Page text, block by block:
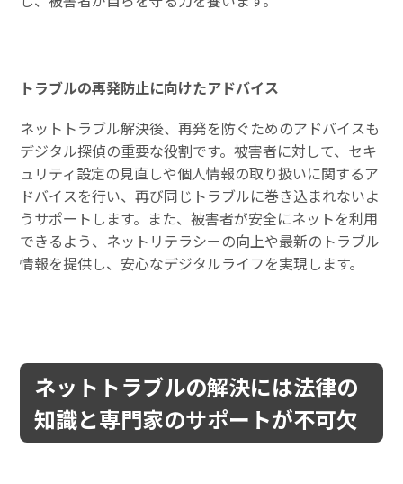
トラブルの再発防止に向けたアドバイス
ネットトラブル解決後、再発を防ぐためのアドバイスも
デジタル探偵の重要な役割です。被害者に対して、セキ
ュリティ設定の見直しや個人情報の取り扱いに関するア
ドバイスを行い、再び同じトラブルに巻き込まれないよ
うサポートします。また、被害者が安全にネットを利用
できるよう、ネットリテラシーの向上や最新のトラブル
情報を提供し、安心なデジタルライフを実現します。
ネットトラブルの解決には法律の
知識と専門家のサポートが不可欠